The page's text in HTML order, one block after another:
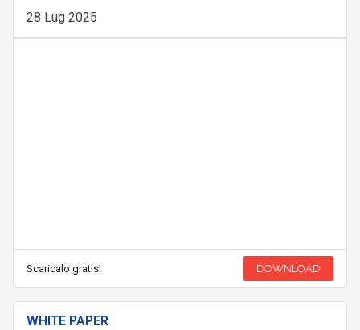
28 Lug 2025
Scaricalo gratis! DOWNLOAD
WHITE PAPER